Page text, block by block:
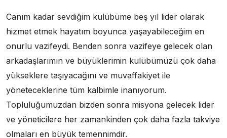
Canım kadar sevdiğim kulübüme beş yıl lider olarak
hizmet etmek hayatım boyunca yaşayabileceğim en
onurlu vazifeydi. Benden sonra vazifeye gelecek olan
arkadaşlarımın ve büyüklerimin kulübümüzü çok daha
yükseklere taşıyacağını ve muvaffakiyet ile
yöneteceklerine tüm kalbimle inanıyorum.
Topluluğumuzdan bizden sonra misyona gelecek lider
ve yöneticilere her zamankinden çok daha fazla takviye
olmaları en büyük temennimdir.